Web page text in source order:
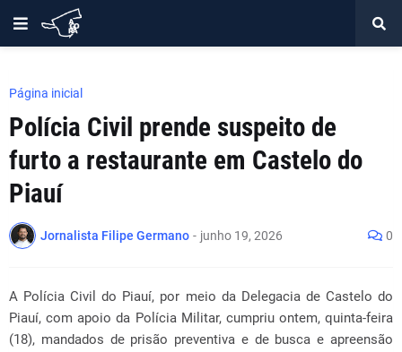
Página inicial
Polícia Civil prende suspeito de
furto a restaurante em Castelo do
Piauí
Jornalista Filipe Germano - junho 19, 2026 0
A Polícia Civil do Piauí, por meio da Delegacia de Castelo do
Piauí, com apoio da Polícia Militar, cumpriu ontem, quinta-feira
(18), mandados de prisão preventiva e de busca e apreensão